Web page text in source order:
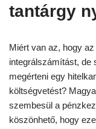
tantárgy
Miért van az, hogy
integrálszámítást, de
megérteni egy
költségvetést?
szembesül a
köszönhető, hogy